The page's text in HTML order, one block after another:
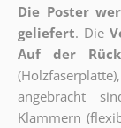
Die Poster
geliefert. Die
Auf der
angebracht
Klammern